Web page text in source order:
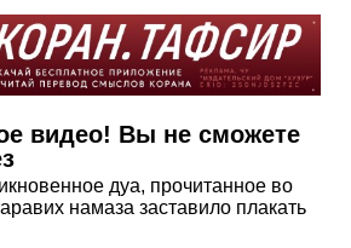
видео! Вы не сможете
дуа, прочитанное во
намаза заставило плакать